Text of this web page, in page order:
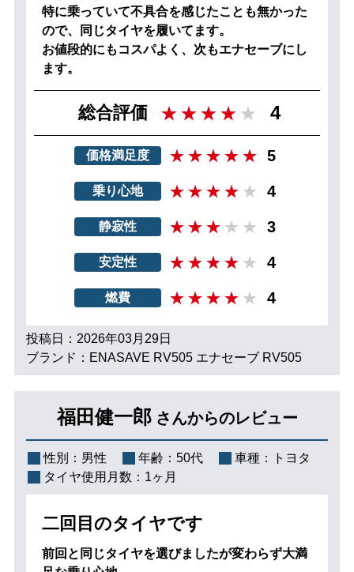
特に乗っていて不具合を感じたことも無かった
ので、同じタイヤを履いてます。
お値段的にもコスパよく、次もエナセーブにし
ます。
総合評価 4
価格満足度 5
乗り心地 4
静寂性 3
安定性 4
燃費 4
投稿日：2026年03月29日
ブランド：ENASAVE RV505 エナセーブ RV505
福田健一郎 さんからのレビュー
性別： 男性 年齢： 50代 車種：
トヨタ
タイヤ使用月数： 1ヶ月
二回目のタイヤです
前回と同じタイヤを選びましたが変わらず大満